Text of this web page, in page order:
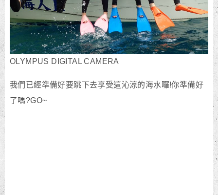
OLYMPUS DIGITAL CAMERA
我們已經準備好要跳下去享受這沁涼的海水囉!你準備好
了嗎?GO~